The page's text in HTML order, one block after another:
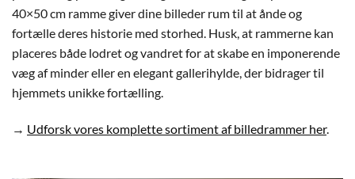
40×50 cm ramme giver dine billeder rum til at ånde og
fortælle deres historie med storhed. Husk, at rammerne kan
placeres både lodret og vandret for at skabe en imponerende
væg af minder eller en elegant gallerihylde, der bidrager til
hjemmets unikke fortælling.
→ Udforsk vores komplette sortiment af billedrammer her.